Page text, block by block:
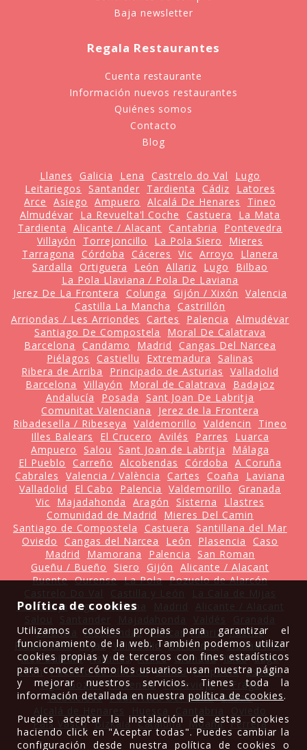
Baja newsletter
Regala Restaurantes
Cuenta restaurante
Información nuevos restaurantes
Quiénes somos
Contacto
Blog
Llanes Galicia Lena Castrelo do Val
Lugo
Leitariegos
Santander Tardienta Cádiz
Latores
Arce
Asiego Ampuero Alcalá De Henares
Tineo
Almudévar
La Revuelta'l Coche Castuera
La Mata
Tardienta
Alicante / Alacant Cantabria
Pontevedra
Villayón
Torrejoncillo La Pola Siero
Mieres
Tarragona
Córdoba Cáceres Vic Arroyo
Llanera
Sardalla
Ortiguera León Allariz Lugo
Bilbao
La Pola Llaviana / Pola De Laviana
Jerez De La Frontera
Colunga Gijón / Xixón
Valencia
Castilla La Mancha
Castrillón
Arriondas / Les Arriondes
Cartes Palencia
Almudévar
Santiago De Compostela
Moral De Calatrava
Barcelona
Candamo Madrid
Cangas Del Narcea
Piélagos
Castiellu Extremadura
Salinas
Ribera de Arriba
Principado de Asturias
Valladolid
Barcelona
Villayón Moral de Calatrava
Badajoz
Andalucía
Posada
Sant Joan De Labritja
Comunitat Valenciana
Jerez de la Frontera
Ribadesella / Ribeseya
Valdemorillo Valdencin
Tineo
Illes Balears
El Crucero Avilés Parres
Luarca
Ampuero
Salou Sant Joan de Labritja
Málaga
El Pueblo
Carreño Alcobendas Córdoba
A Coruña
Cabrales
Valencia / València Cartes Coaña
Laviana
Valladolid
El Cabo Palencia Valdemorillo
Granada
Vic
Majadahonda Aragón Sisterna
Llastres
Comunidad de Madrid
Mieres Del Camin
Santiago de Compostela
Castuera
Santillana del Mar
Oviedo
Cangas del Narcea León Plasencia
Caso
Madrid
Mamorana Palencia
San Roman
Gueñu / Bueño
Siero Gijón
Alicante / Alacant
Ruente Ourense La Pola Pozuelo de Alarcón
Torrevieja
Vigo Córdoba
Valencia
Alcobendas Pancar Allariz Ruente
Ribadesella Mijas Valladolid Barcelona Ciudad Real
Illes Balears Asturias Avilés Granada Ibias Lugo
León Pozuelo de Alarcón Caliao Amposta España
Vigo Gozón Plasencia Torrevieja
A Fraga
Villaviciosa Poble Nou Del Delta Bilbao
País Vasco Bizkaia Cataluña Moaña Ferrera
Política de cookies
Utilizamos cookies propias para garantizar el
funcionamiento de la web. También podemos utilizar
cookies propias y de terceros con fines estadísticos
para conocer cómo los usuarios usan nuestra página
y mejorar nuestros servicios. Tienes toda la
información detallada en nuestrapolítica de cookies.
Puedes aceptar la instalación de estas cookies
haciendo click en "Aceptar todas". Puedes cambiar la
configuración desde nuestra política de cookies o